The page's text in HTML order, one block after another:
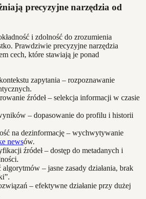
precyzyjne narzędzia od
i zdolność do zrozumienia
Prawdziwie precyzyjne narzędzia
cech, które stawiają je ponad
zapytania – rozpoznawanie
źródeł – selekcja informacji w czasie
– dopasowanie do profilu i historii
na dezinformację – wychwytywanie
newsów.
źródeł – dostęp do metadanych i
algorytmów – jasne zasady działania, brak
– efektywne działanie przy dużej